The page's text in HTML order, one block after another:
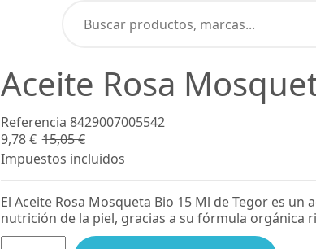
Aceite Rosa
Referencia 8429007005542
9,78 € 15,05 €
Impuestos incluidos
El Aceite Rosa Mosqueta Bio 15 Ml de Tegor es
nutrición de la piel, gracias a su fórmula orgánica